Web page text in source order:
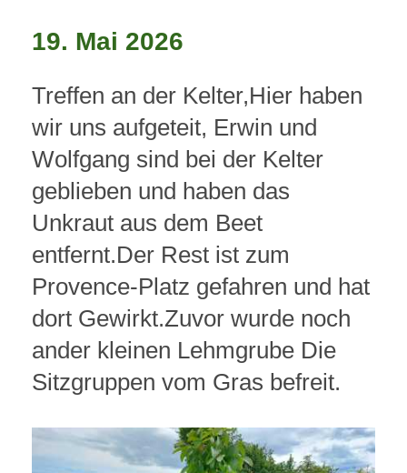
19. Mai 2026
Treffen an der Kelter,Hier haben
wir uns aufgeteit, Erwin und
Wolfgang sind bei der Kelter
geblieben und haben das
Unkraut aus dem Beet
entfernt.Der Rest ist zum
Provence-Platz gefahren und hat
dort Gewirkt.Zuvor wurde noch
ander kleinen Lehmgrube Die
Sitzgruppen vom Gras befreit.